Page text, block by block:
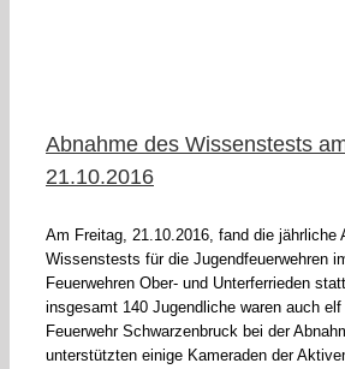
Abnahme des Wissenstests
21.10.2016
Am Freitag, 21.10.2016, fand die jährliche
Wissenstests für die Jugendfeuerwehren
Feuerwehren Ober- und Unterferrieden
insgesamt 140 Jugendliche waren auch
Feuerwehr Schwarzenbruck bei der
unterstützten einige Kameraden der